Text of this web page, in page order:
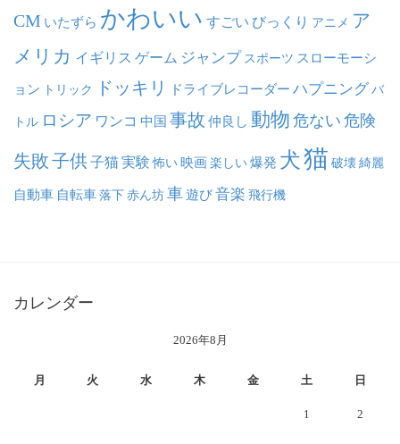
CM いたずら かわいい すごい びっくり アニメ ア
メリカ イギリス ゲーム ジャンプ スポーツ スローモーシ
ョン トリック ドッキリ ドライブレコーダー ハプニング バ
トル ロシア ワンコ 中国 事故 仲良し 動物 危ない 危険
失敗子供子猫実験 怖い映画楽しい爆発 犬猫 破壊綺麗
自動車 自転車落下赤ん坊車遊び音楽 飛行機
カレンダー
2026年8月
月 火 水 木 金 土 日
1 2